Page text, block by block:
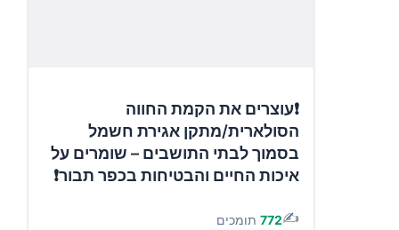
❗עוצרים את הקמת החווה
הסולארית/מתקן אגירת חשמל
בסמוך לבתי התושבים – שומרים על
איכות החיים והבטיחות בכפר תבור❗
✍️
772 תומכים